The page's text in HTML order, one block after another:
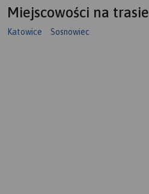
Miejscowości na trasie
Katowice Sosnowiec